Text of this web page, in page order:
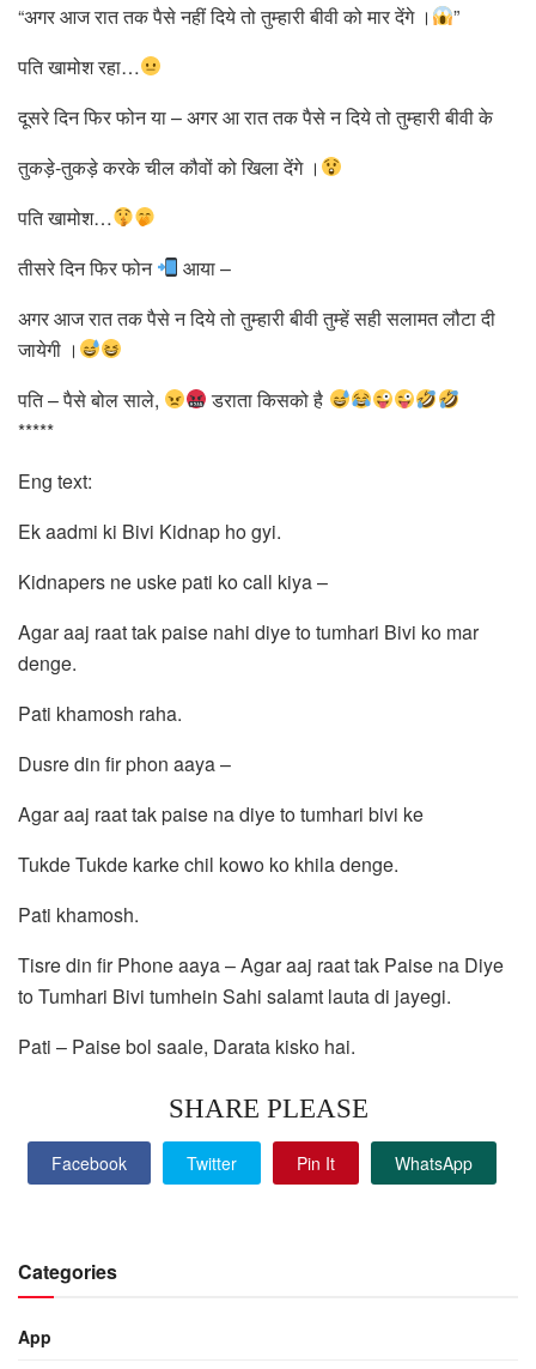
“अगर आज रात तक पैसे नहीं दिये तो तुम्हारी बीवी को मार देंगे ।
”
पति खामोश रहा…
दूसरे दिन फिर फोन या – अगर आ रात तक पैसे न दिये तो तुम्हारी बीवी के
तुकड़े-तुकड़े करके चील कौवों को खिला देंगे ।
पति खामोश…
तीसरे दिन फिर फोन
आया –
अगर आज रात तक पैसे न दिये तो तुम्हारी बीवी तुम्हें सही सलामत लौटा दी
जायेगी ।
पति – पैसे बोल साले,
डराता किसको है
*****
Eng text:
Ek aadmi ki Bivi Kidnap ho gyi.
Kidnapers ne uske pati ko call kiya –
Agar aaj raat tak paise nahi diye to tumhari Bivi ko mar
denge.
Pati khamosh raha.
Dusre din fir phon aaya –
Agar aaj raat tak paise na diye to tumhari bivi ke
Tukde Tukde karke chil kowo ko khila denge.
Pati khamosh.
Tisre din fir Phone aaya – Agar aaj raat tak Paise na Diye
to Tumhari Bivi tumhein Sahi salamt lauta di jayegi.
Pati – Paise bol saale, Darata kisko hai.
SHARE PLEASE
Facebook Twitter Pin It WhatsApp
Categories
App